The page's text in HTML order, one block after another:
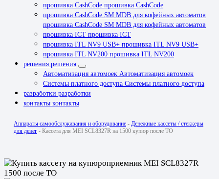
прошивка CashCode прошивка CashCode
прошивка CashCode SM MDB для кофейных автоматов
прошивка CashCode SM MDB для кофейных автоматов
прошивка ICT прошивка ICT
прошивка ITL NV9 USB+ прошивка ITL NV9 USB+
прошивка ITL NV200 прошивка ITL NV200
решения решения
Автоматизация автомоек Автоматизация автомоек
Системы платного доступа Системы платного доступа
разработки разработки
контакты контакты
Аппараты самообслуживания и оборудование - Денежные кассеты / стеккеры
для денег - Кассета для MEI SCL8327R на 1500 купюр после ТО